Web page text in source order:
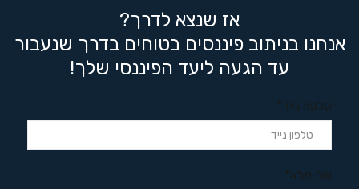
אז שנצא לדרך?
אנחנו בניתוב פיננסים בטוחים בדרך שנעבור
עד הגעה ליעד הפיננסי שלך!
טלפון נייד*
שם מלא*